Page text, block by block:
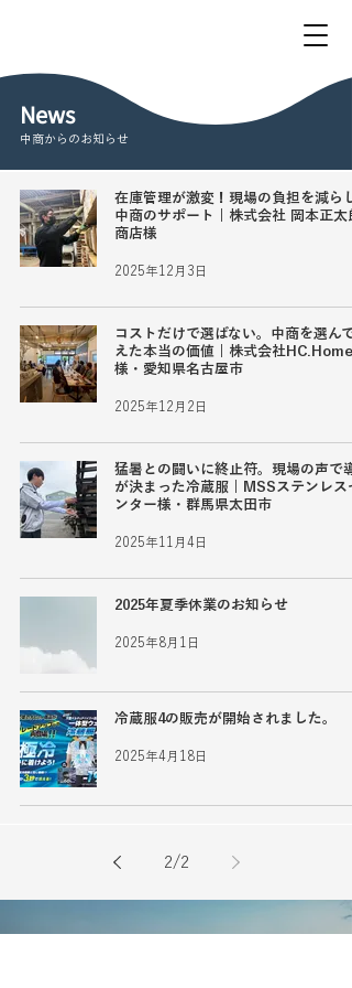
News
中商からのお知らせ
在庫管理が激変！現場の負担を減ら
中商のサポート | 株式会社 岡本正太
商店様
2025年12月3日
コストだけで選ばない。中商を選んで
えた本当の価値 | 株式会社
様・愛知県名古屋市
2025年12月2日
猛暑との闘いに終止符。現場の声で
が決まった冷蔵服 | MSSステンレス
ンター様・群馬県太田市
2025年11月4日
2025年夏季休業のお知らせ
2025年8月1日
冷蔵服4の販売が開始されました。
2025年4月18日
2/2